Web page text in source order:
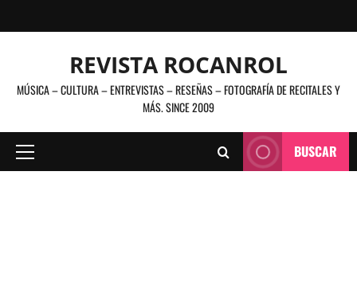
al
REVISTA ROCANROL
MÚSICA – CULTURA – ENTREVISTAS – RESEÑAS – FOTOGRAFÍA DE RECITALES Y
MÁS. SINCE 2009
Menú
BUSCAR